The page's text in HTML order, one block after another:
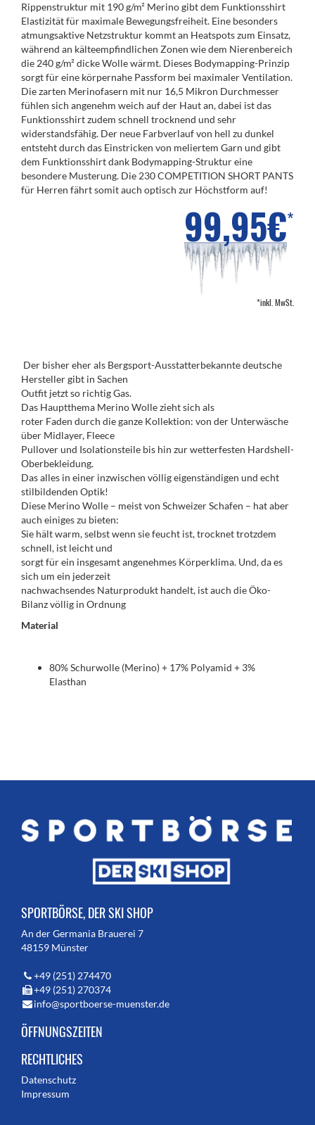
Rippenstruktur mit 190 g/m² Merino gibt dem Funktionsshirt
Elastizität für maximale Bewegungsfreiheit. Eine besonders
atmungsaktive Netzstruktur kommt an Heatspots zum Einsatz,
während an kälteempfindlichen Zonen wie dem Nierenbereich
die 240 g/m² dicke Wolle wärmt. Dieses Bodymapping-Prinzip
sorgt für eine körpernahe Passform bei maximaler Ventilation.
Die zarten Merinofasern mit nur 16,5 Mikron Durchmesser
fühlen sich angenehm weich auf der Haut an, dabei ist das
Funktionsshirt zudem schnell trocknend und sehr
widerstandsfähig. Der neue Farbverlauf von hell zu dunkel
entsteht durch das Einstricken von meliertem Garn und gibt
dem Funktionsshirt dank Bodymapping-Struktur eine
besondere Musterung. Die 230 COMPETITION SHORT PANTS
für Herren fährt somit auch optisch zur Höchstform auf!
99,95€*
*inkl. MwSt.
Der bisher eher als Bergsport-Ausstatterbekannte deutsche
Hersteller gibt in Sachen
Outfit jetzt so richtig Gas.
Das Hauptthema Merino Wolle zieht sich als
roter Faden durch die ganze Kollektion: von der Unterwäsche
über Midlayer, Fleece
Pullover und Isolationsteile bis hin zur wetterfesten Hardshell-
Oberbekleidung.
Das alles in einer inzwischen völlig eigenständigen und echt
stilbildenden Optik!
Diese Merino Wolle – meist von Schweizer Schafen – hat aber
auch einiges zu bieten:
Sie hält warm, selbst wenn sie feucht ist, trocknet trotzdem
schnell, ist leicht und
sorgt für ein insgesamt angenehmes Körperklima. Und, da es
sich um ein jederzeit
nachwachsendes Naturprodukt handelt, ist auch die Öko-
Bilanz völlig in Ordnung
Material
80% Schurwolle (Merino) + 17% Polyamid + 3%
Elasthan
SPORTBÖRSE, DER SKI SHOP
An der Germania Brauerei 7
48159 Münster
+49 (251) 274470
+49 (251) 270374
info@sportboerse-muenster.de
ÖFFNUNGSZEITEN
RECHTLICHES
Datenschutz
Impressum